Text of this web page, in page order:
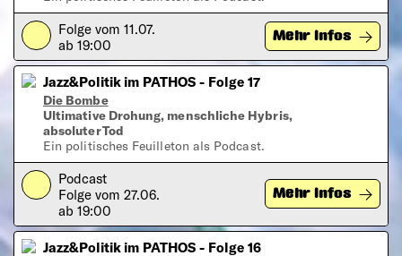
Play Folge vom 11.07.
ab 19:00
Mehr Infos
Jazz&Politik im PATHOS - Folge 17
Die Bombe
Ultimative Drohung, menschliche Hybris,
absoluter Tod
Ein politisches Feuilleton als Podcast.
Play Podcast
Folge vom 27.06.
ab 19:00
Mehr Infos
Jazz&Politik im PATHOS - Folge 16